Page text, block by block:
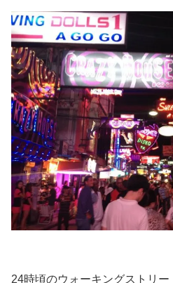
24時頃のウォーキングストリー